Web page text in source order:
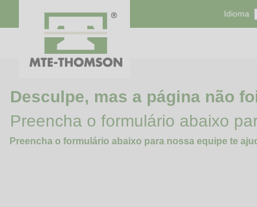
Idioma
Desculpe, mas a página não
Preencha o formulário abaixo
Preencha o formulário abaixo para nossa equipe te